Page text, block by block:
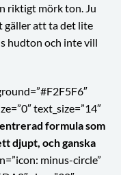
riktigt mörk ton. Ju
gäller att ta det lite
hudton och inte vill
text_size=”14″
formula som
djupt, och ganska
minus-circle”